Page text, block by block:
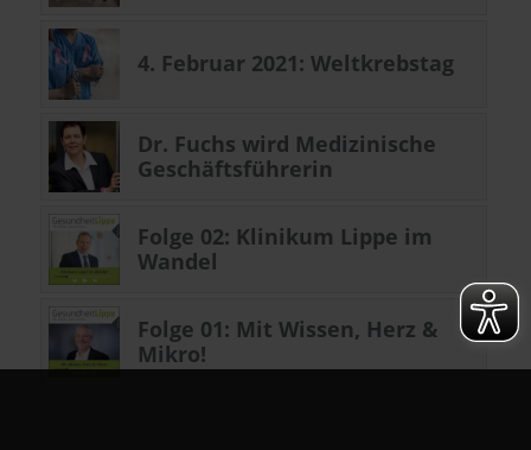
4. Februar 2021: Weltkrebstag
Dr. Fuchs wird Medizinische
Geschäftsführerin
Folge 02: Klinikum Lippe im
Wandel
Folge 01: Mit Wissen, Herz &
Mikro!